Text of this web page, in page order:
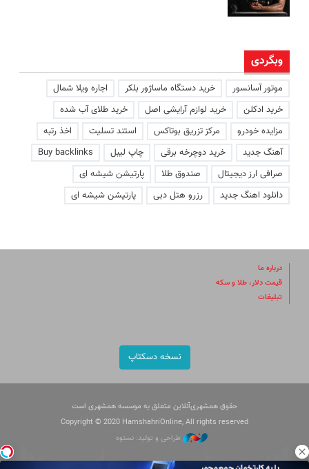
وبگردی
موتور آسانسور خرید دستگاه ماساژور بلکر
اجاره ویلا شمال
خرید ادکلن
خرید لوازم آرایشی اصل
خرید طلای آب شده
مزایده خودرو
مرکز تزریق بوتاکس استند تسلیت
اخذ رتبه
آهنگ جدید
خرید دوچرخه برقی چاپ لیبل
Buy backlinks
صرافی ارز دیجیتال
صندوق طلا
پارتیشن شیشه ای
دانلود اهنگ جدید
رزرو هتل دبی پارتیشن شیشه ای
درباره ما
قیمت دلار، طلا و سکه
تبلیغات
نسخه دسکتاپ
حقوق همشهری‌آنلاین متعلق به موسسه همشهری است
Copyright © 2020 HamshahriOnline, All rights reserved
طراحی و تولید: نستوه